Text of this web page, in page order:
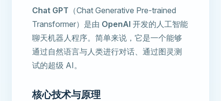
Chat GPT （Chat Generative Pre-trained
Transformer）是由 OpenAI 开发的人工智能
聊天机器人程序。简单来说，它是一个能够
通过自然语言与人类进行对话、通过图灵测
试的超级 AI。
核心技术与原理